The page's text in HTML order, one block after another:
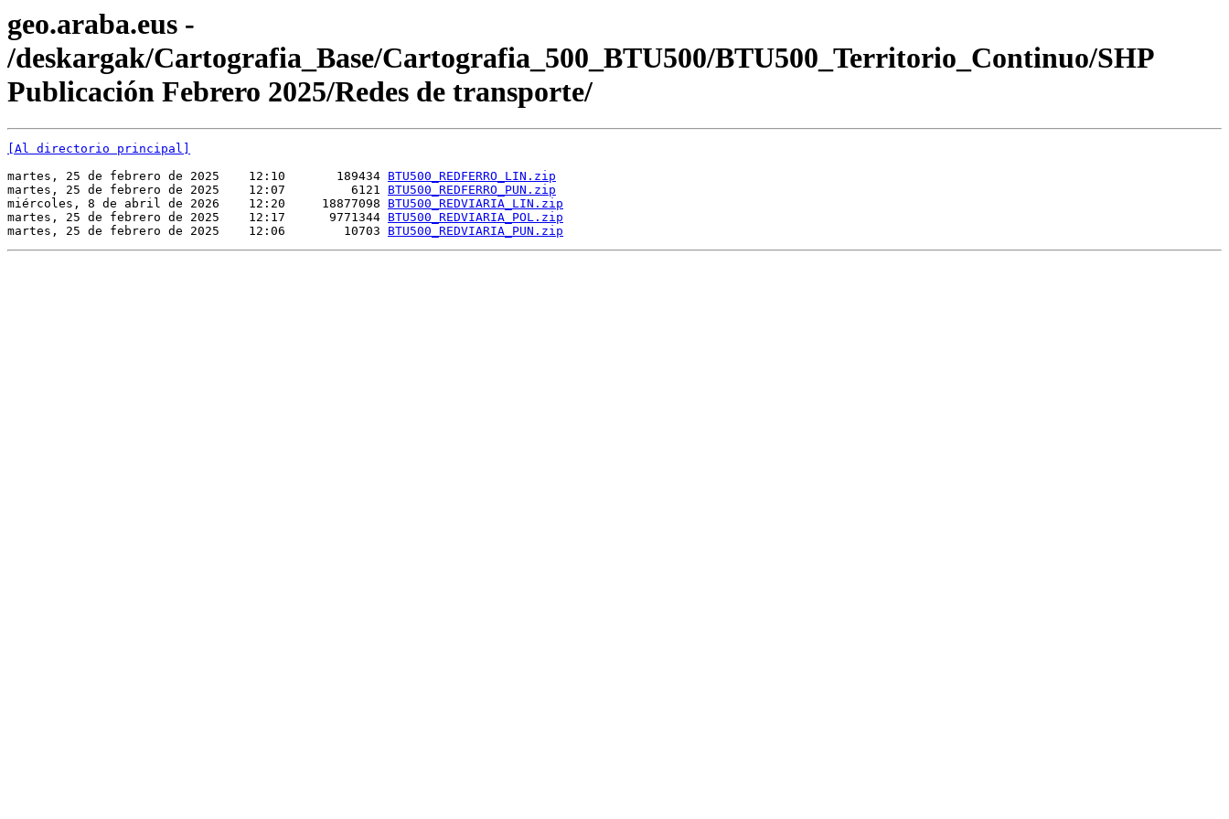
geo.araba.eus -
/deskargak/Cartografia_Base/Cartografia_500_BTU500/BTU500_Territorio_Continuo/SHP
Publicación Febrero 2025/Redes de transporte/
[Al directorio principal]
martes, 25 de febrero de 2025    12:10       189434 BTU500_REDFERRO_LIN.zip
martes, 25 de febrero de 2025    12:07         6121 BTU500_REDFERRO_PUN.zip
miércoles, 8 de abril de 2026    12:20     18877098 BTU500_REDVIARIA_LIN.zip
martes, 25 de febrero de 2025    12:17      9771344 BTU500_REDVIARIA_POL.zip
martes, 25 de febrero de 2025    12:06        10703 BTU500_REDVIARIA_PUN.zip